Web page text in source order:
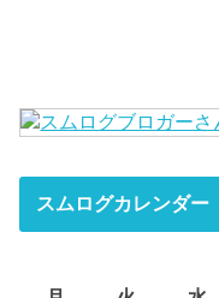
スムログカレンダー